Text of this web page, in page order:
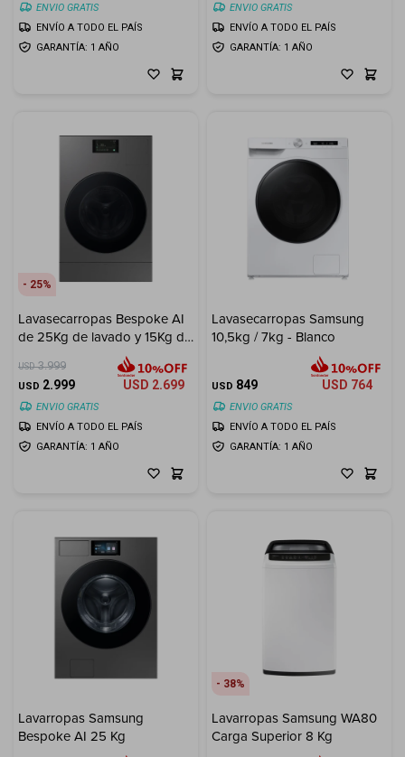
ENVIO GRATIS
GARANTÍA: 1 AÑO
ENVÍO A TODO EL PAÍS
ENVIO GRATIS
GARANTÍA: 1 AÑO
ENVÍO A TODO EL PAÍS
25
Lavasecarropas Bespoke AI
de 25Kg de lavado y 15Kg de
USD 3.999
USD 2.999 USD 2.699
ENVIO GRATIS
GARANTÍA: 1 AÑO
ENVÍO A TODO EL PAÍS
Lavasecarropas Samsung
10,5kg / 7kg - Blanco
USD 849 USD 764
ENVIO GRATIS
GARANTÍA: 1 AÑO
ENVÍO A TODO EL PAÍS
Lavarropas Samsung
Bespoke AI 25 Kg
38
Lavarropas Samsung WA80
Carga Superior 8 Kg
Hogar
Movilidad
Marcas
Cuenta
F&Q